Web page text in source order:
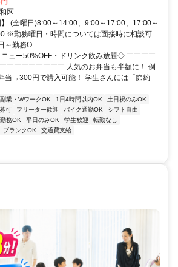
都心東口徒歩約22分 JR「与野駅」より徒歩9
区
(全曜日)8:00～14:00、9:00～17:00、17:00～
※勤務曜日・時間については面接時に相談可
～勤務O...
ュー50%OFF・ドリンク飲み放題◇ ￣￣￣￣
￣￣￣￣￣￣￣￣ 人気のお弁当も半額に！ 例
当→300円で購入可能！ 学生さんには「節約
副業・WワークOK 1日4時間以内OK
土日祝のみOK
可 フリーター歓迎 バイク通勤OK
シフト自由
務OK 平日のみOK 学生歓迎
転勤なし
ブランクOK 交通費支給